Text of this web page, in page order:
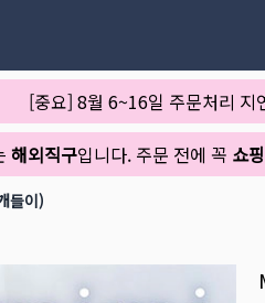
[중요] 8월 6~16일 주문처리 지
해외직구입니다. 주문 전에 꼭 쇼
들이)